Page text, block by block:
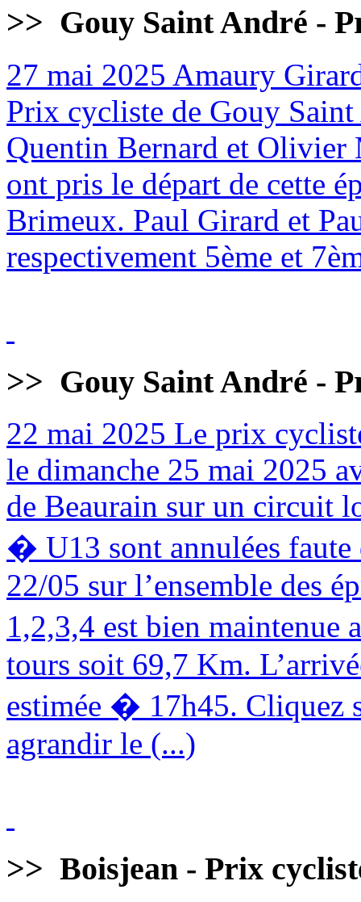
>> Gouy Saint André -
27 mai 2025 Amaury
Prix cycliste de Gouy
Quentin Bernard et Olivier
ont pris le départ de cette
Brimeux. Paul Girard et
respectivement 5ème et
>> Gouy Saint André -
22 mai 2025 Le prix
le dimanche 25 mai 2025
de Beaurain sur un circuit
� U13 sont annulées
22/05 sur l’ensemble des
1,2,3,4 est bien
tours soit 69,7 Km.
estimée � 17h45. Cliquez
agrandir le (...)
>> Boisjean - Prix